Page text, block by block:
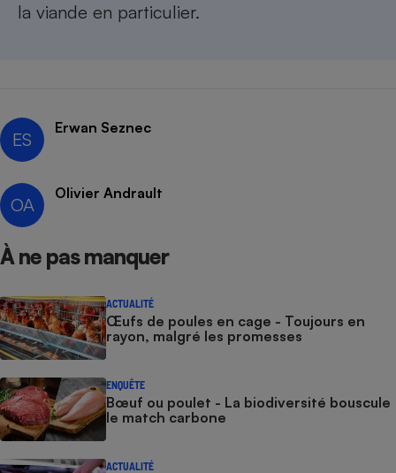
la viande en particulier.
ES
Erwan Seznec
OA
Olivier Andrault
À ne pas manquer
ACTUALITÉ
Œufs de poules en cage - Toujours en
rayon, malgré les promesses
ENQUÊTE
Bœuf ou poulet - La biodiversité bouscule
le match carbone
ACTUALITÉ